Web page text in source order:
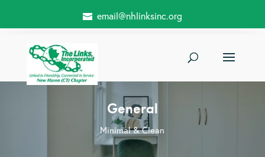
email@nhlinksinc.org
General
Minimal & Clean